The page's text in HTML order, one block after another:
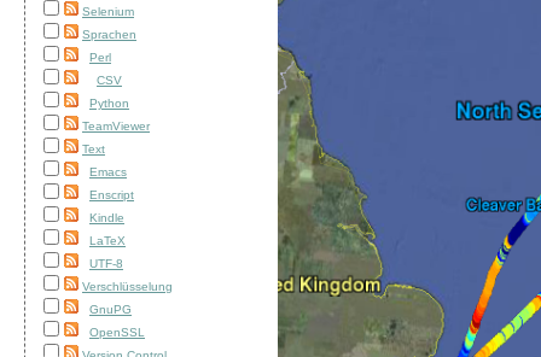
Selenium
Sprachen
Perl
CSV
Python
TeamViewer
Text
Emacs
Enscript
Kindle
LaTeX
UTF-8
Verschlüsselung
GnuPG
OpenSSL